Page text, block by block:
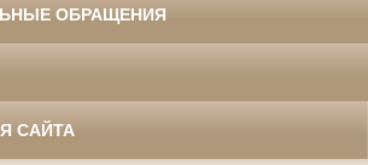
ОБРАЩЕНИЯ
САЙТА